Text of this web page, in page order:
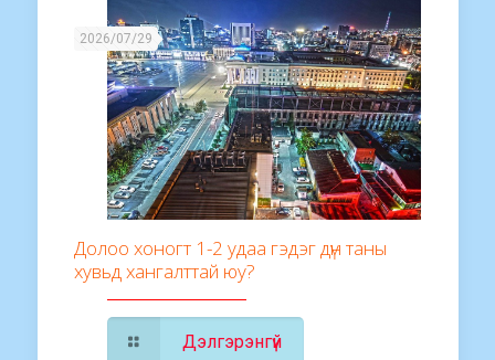
2026/07/29
Долоо хоногт 1-2 удаа гэдэг дүн таны
хувьд хангалттай юу?
Дэлгэрэнгүй